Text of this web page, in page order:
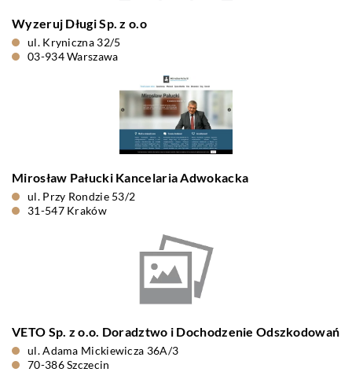
Wyzeruj Długi Sp. z o.o
ul. Kryniczna 32/5
03-934 Warszawa
Mirosław Pałucki Kancelaria Adwokacka
ul. Przy Rondzie 53/2
31-547 Kraków
VETO Sp. z o.o. Doradztwo i Dochodzenie Odszkodowań
ul. Adama Mickiewicza 36A/3
70-386 Szczecin